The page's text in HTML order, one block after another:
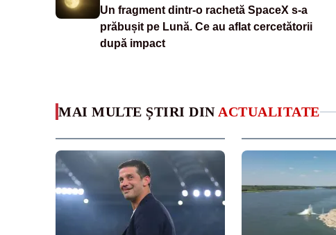
Un fragment dintr-o rachetă SpaceX s-a
prăbușit pe Lună. Ce au aflat cercetătorii
după impact
MAI MULTE ȘTIRI DIN ACTUALITATE